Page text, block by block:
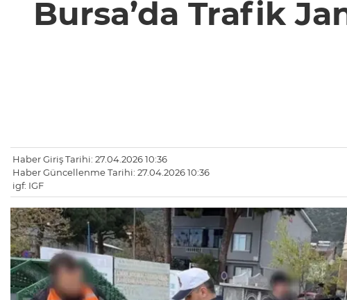
Bursa’da Trafik
Haber Giriş Tarihi: 27.04.2026 10:36
Haber Güncellenme Tarihi: 27.04.2026 10:36
igf: IGF